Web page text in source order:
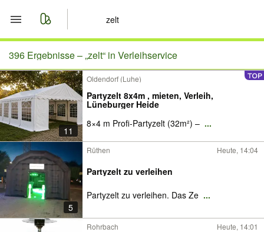
Start
Merkliste
Nachrichten
Anzeige aufgeben
396 Ergebnisse –„zelt“ in Verleihservice
11
Oldendorf (Luhe)
Partyzelt 8x4m , mieten, Verleih,
Lüneburger Heide
8×4 m Profi-Partyzelt (32m²) – ...
5
Rüthen Heute, 14:04
Partyzelt zu verleihen
Partyzelt zu verleihen. Das Ze ...
Rohrbach Heute, 14:01